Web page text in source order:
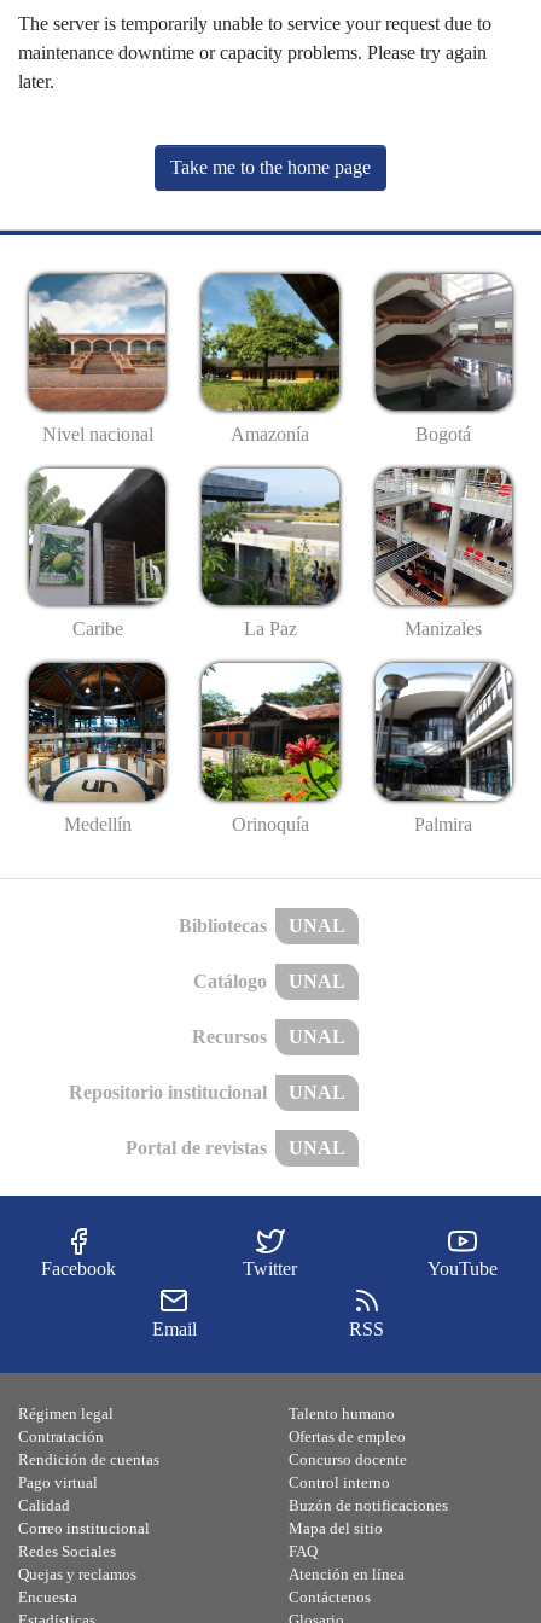
The server is temporarily unable to service your request due to
maintenance downtime or capacity problems. Please try again
later.
Take me to the home page
Nivel nacional Amazonía Bogotá
Caribe La Paz Manizales
Medellín Orinoquía Palmira
Bibliotecas UNAL
Catálogo UNAL
Recursos UNAL
Repositorio institucional UNAL
Portal de revistas UNAL
Facebook Twitter YouTube
Email RSS
Régimen legal
Contratación
Rendición de cuentas
Pago virtual
Calidad
Talento humano
Ofertas de empleo
Concurso docente
Control interno
Buzón de notificaciones
Correo institucional
Redes Sociales
Quejas y reclamos
Encuesta
Mapa del sitio
FAQ
Atención en línea
Contáctenos